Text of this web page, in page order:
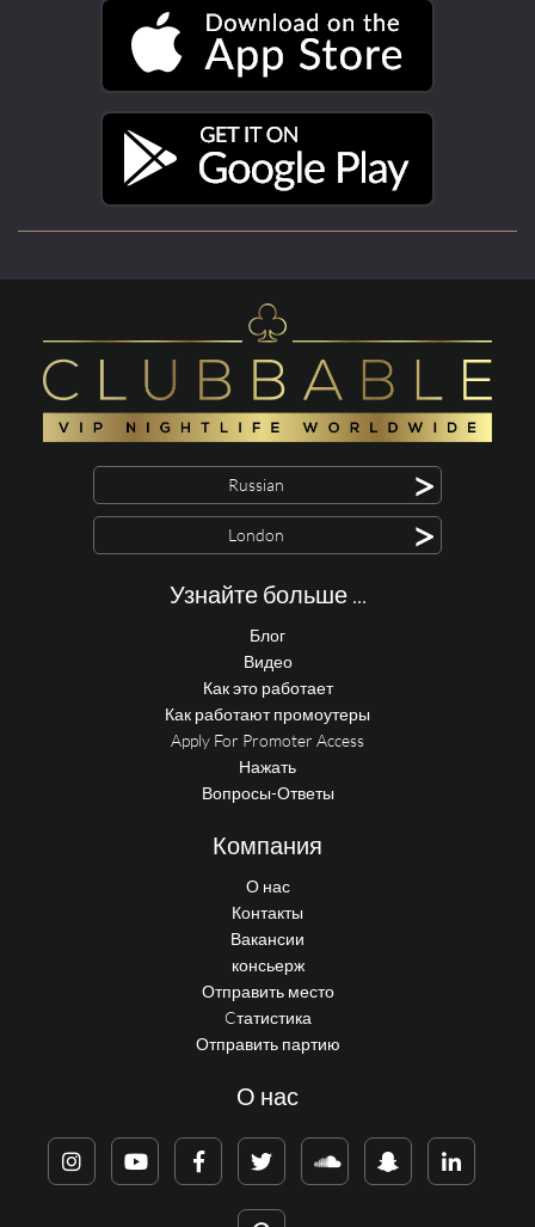
Russian >
London >
Узнайте больше ...
Блог
Видео
Как это работает
Как работают промоутеры
Apply For Promoter Access
Нажать
Вопросы-Ответы
Компания
О нас
Контакты
Вакансии
консьерж
Отправить место
Cтатистика
Отправить партию
О нас